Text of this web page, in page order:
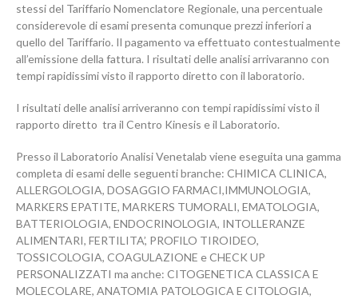
stessi del Tariffario Nomenclatore Regionale, una percentuale
considerevole di esami presenta comunque prezzi inferiori a
quello del Tariffario. Il pagamento va effettuato contestualmente
all’emissione della fattura. I risultati delle analisi arrivaranno con
tempi rapidissimi visto il rapporto diretto con il laboratorio.
I risultati delle analisi arriveranno con tempi rapidissimi visto il
rapporto diretto tra il Centro Kinesis e il Laboratorio.
Presso il Laboratorio Analisi Venetalab viene eseguita una gamma
completa di esami delle seguenti branche: CHIMICA CLINICA,
ALLERGOLOGIA, DOSAGGIO FARMACI,IMMUNOLOGIA,
MARKERS EPATITE, MARKERS TUMORALI, EMATOLOGIA,
BATTERIOLOGIA, ENDOCRINOLOGIA, INTOLLERANZE
ALIMENTARI, FERTILITA’, PROFILO TIROIDEO,
TOSSICOLOGIA, COAGULAZIONE e CHECK UP
PERSONALIZZATI ma anche: CITOGENETICA CLASSICA E
MOLECOLARE, ANATOMIA PATOLOGICA E CITOLOGIA,